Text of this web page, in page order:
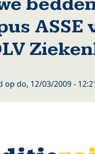
ASSE
op do, 12/03/2009 -